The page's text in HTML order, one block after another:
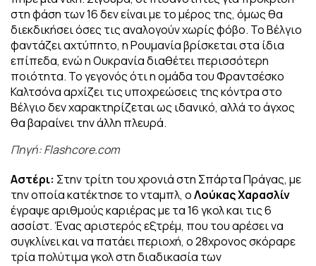
στη φάση των 16 δεν είναι με το μέρος της, όμως θα
διεκδικήσει όσες τις αναλογούν χωρίς φόβο. Το Βέλγιο
φαντάζει αχτύπητο, η Ρουμανία βρίσκεται στα ίδια
επίπεδα, ενώ η Ουκρανία διαθέτει περισσότερη
ποιότητα. Το γεγονός ότι η ομάδα του Φραντσέσκο
Καλτσόνα αρχίζει τις υποχρεώσεις της κόντρα στο
Βέλγιο δεν χαρακτηρίζεται ως ιδανικό, αλλά το άγχος
θα βαραίνει την άλλη πλευρά.
Πηγή: Flashcore.com
Αστέρι: Στην τρίτη του χρονιά στη Σπάρτα Πράγας, με
την οποία κατέκτησε το νταμπλ, οΛούκας Χαρασλίν
έγραψε αριθμούς καριέρας με τα 16 γκολ και τις 6
ασσίστ. Ένας αριστερός εξτρέμ, που του αρέσει να
συγκλίνει και να πατάει περιοχή, ο 28χρονος σκόραρε
τρία πολύτιμα γκολ στη διαδικασία των